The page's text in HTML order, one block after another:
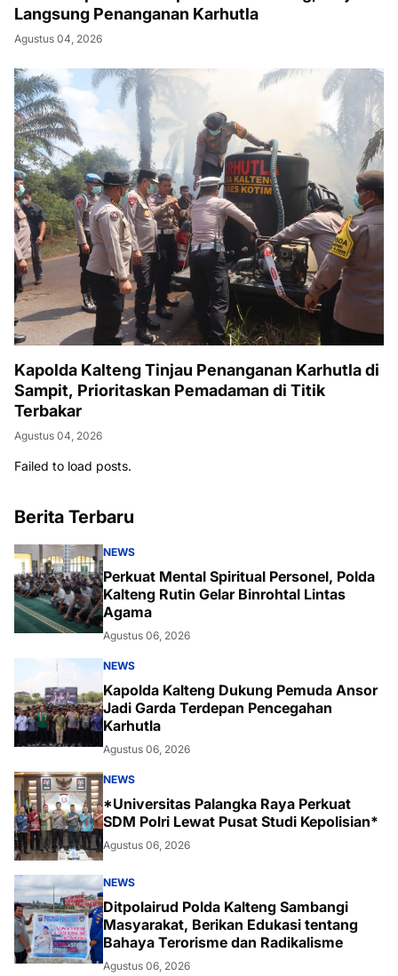
Langsung Penanganan Karhutla
Agustus 04, 2026
Kapolda Kalteng Tinjau Penanganan Karhutla di
Sampit, Prioritaskan Pemadaman di Titik
Terbakar
Agustus 04, 2026
Failed to load posts.
Berita Terbaru
NEWS
Perkuat Mental Spiritual Personel, Polda
Kalteng Rutin Gelar Binrohtal Lintas
Agama
Agustus 06, 2026
NEWS
Kapolda Kalteng Dukung Pemuda Ansor
Jadi Garda Terdepan Pencegahan
Karhutla
Agustus 06, 2026
NEWS
*Universitas Palangka Raya Perkuat
SDM Polri Lewat Pusat Studi Kepolisian*
Agustus 06, 2026
NEWS
Ditpolairud Polda Kalteng Sambangi
Masyarakat, Berikan Edukasi tentang
Bahaya Terorisme dan Radikalisme
Agustus 06, 2026